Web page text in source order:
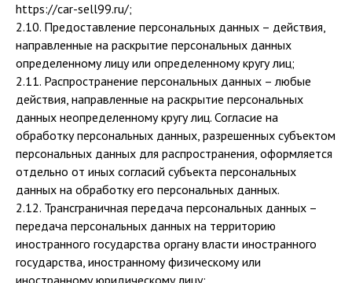
https://car-sell99.ru/;
2.10. Предоставление персональных данных – действия,
направленные на раскрытие персональных данных
определенному лицу или определенному кругу лиц;
2.11. Распространение персональных данных – любые
действия, направленные на раскрытие персональных
данных неопределенному кругу лиц. Согласие на
обработку персональных данных, разрешенных субъектом
персональных данных для распространения, оформляется
отдельно от иных согласий субъекта персональных
данных на обработку его персональных данных.
2.12. Трансграничная передача персональных данных –
передача персональных данных на территорию
иностранного государства органу власти иностранного
государства, иностранному физическому или
иностранному юридическому лицу;